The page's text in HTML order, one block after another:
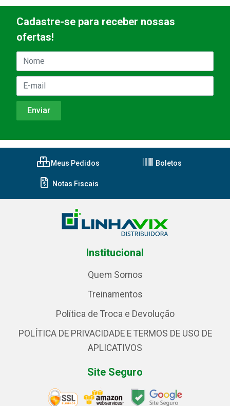
Cadastre-se para receber nossas
ofertas!
Meus Pedidos Boletos
Notas Fiscais
Institucional
Quem Somos
Treinamentos
Política de Troca e Devolução
POLÍTICA DE PRIVACIDADE E TERMOS DE USO DE
APLICATIVOS
Site Seguro